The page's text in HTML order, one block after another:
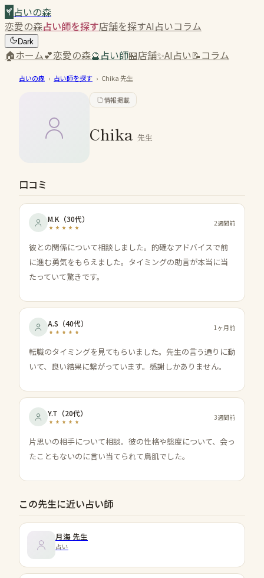
占いの森
恋愛の森占い師を探す店舗を探すAI占いコラム
Dark
🏠ホーム💕恋愛の森🔮占い師🏪店舗✨AI占い📝コラム
占いの森 › 占い師を探す › Chika先生
情報掲載
Chika 先生
口コミ
M.K （30代） 2週間前
彼との関係について相談しました。的確なアドバイスで前
に進む勇気をもらえました。タイミングの助言が本当に当
たっていて驚きです。
A.S （40代） 1ヶ月前
転職のタイミングを見てもらいました。先生の言う通りに動
いて、良い結果に繋がっています。感謝しかありません。
Y.T （20代） 3週間前
片思いの相手について相談。彼の性格や態度について、会っ
たこともないのに言い当てられて鳥肌でした。
この先生に近い占い師
月海 先生
占い